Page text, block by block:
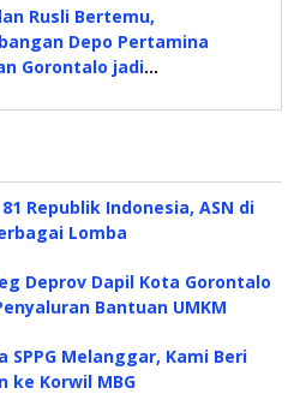
Rusli Bertemu,
Depo Pertamina
Gorontalo jadi
Republik Indonesia, ASN di
Lomba
Deprov Dapil Kota Gorontalo
Bantuan UMKM
SPPG Melanggar, Kami Beri
ke Korwil MBG